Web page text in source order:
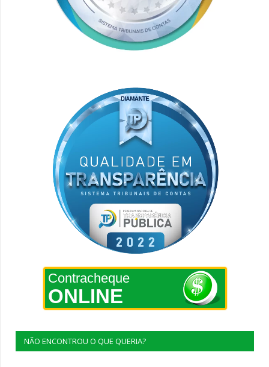
Contracheque
ONLINE
NÃO ENCONTROU O QUE QUERIA?